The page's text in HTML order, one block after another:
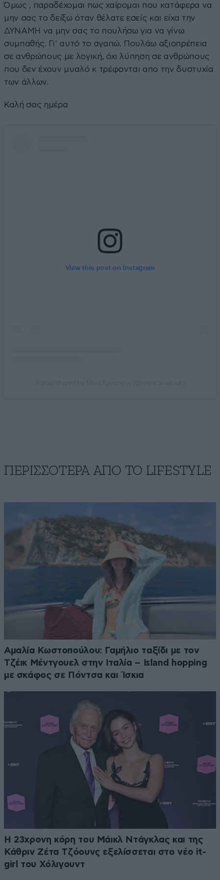
Όμως , παραδέχομαι πως χαίρομαι που κατάφερα να
μην σας το δείξω όταν θέλατε εσείς και είχα την
ΔΥΝΑΜΗ να μην σας το πουλήσω για να γίνω
συμπαθής. Γι’ αυτό το αγαπώ. Πουλάω αξιοπρέπεια
σε ανθρώπους με λογική, όχι λύπηση σε ανθρώπους
που δεν έχουν μυαλό κ τρέφονται απο την δυστυχία
των άλλων.
Καλή σας ημέρα
View this post on Instagram
ΠΕΡΙΣΣΟΤΕΡΑ ΑΠΟ ΤΟ LIFESTYLE
Αμαλία Κωστοπούλου: Γαμήλιο ταξίδι με τον
Τζέικ Μέντγουελ στην Ιταλία – Island hopping
με σκάφος σε Πόντσα και Ίσκια
Η 23χρονη κόρη τoυ Μάικλ Ντάγκλας και της
Κάθριν Ζέτα Τζόουνς εξελίσσεται στο νέο it-
girl του Χόλιγουντ